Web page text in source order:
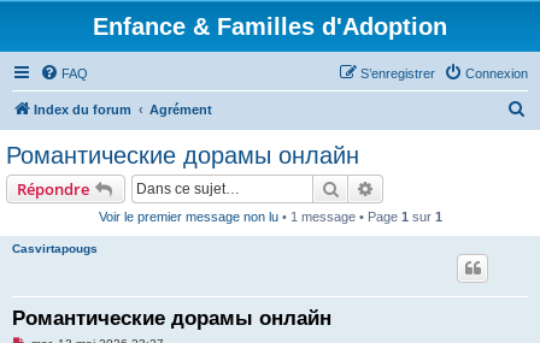
Enfance & Familles d'Adoption
FAQ Connexion
S’enregistrer
Index du forum Agrément
Романтические дорамы онлайн
Répondre Rechercher
Voir le premier message non lu• 1 message • Page 1 sur 1
Casvirtapougs
Романтические дорамы онлайн